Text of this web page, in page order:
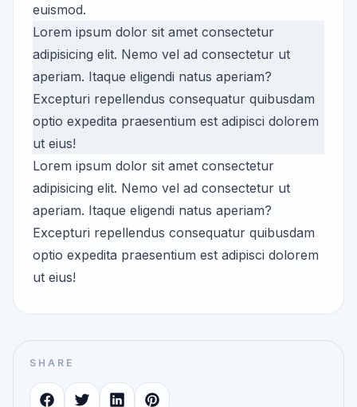
euismod.
Lorem ipsum dolor sit amet consectetur
adipisicing elit. Nemo vel ad consectetur ut
aperiam. Itaque eligendi natus aperiam?
Excepturi repellendus consequatur quibusdam
optio expedita praesentium est adipisci dolorem
ut eius!
Lorem ipsum dolor sit amet consectetur
adipisicing elit. Nemo vel ad consectetur ut
aperiam. Itaque eligendi natus aperiam?
Excepturi repellendus consequatur quibusdam
optio expedita praesentium est adipisci dolorem
ut eius!
SHARE